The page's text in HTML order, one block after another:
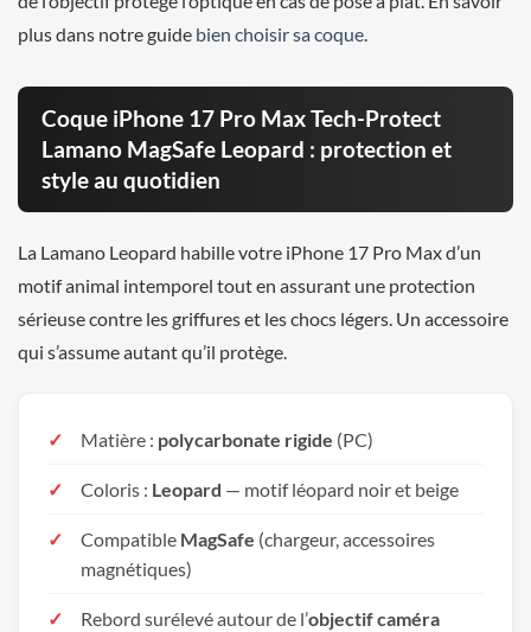
plus dans notre guide bien choisir sa coque
Coque iPhone 17 Pro Max Tech-Protect
Lamano MagSafe Leopard : protection et
style au quotidien
La Lamano Leopard habille votre iPhone 17 Pro Max d’un
motif animal intemporel tout en assurant une protection
sérieuse contre les griffures et les chocs légers. Un accessoire
qui s’assume autant qu’il protège.
Matière : polycarbonate rigide (PC)
Coloris : Leopard — motif léopard noir et beige
Compatible MagSafe (chargeur, accessoires
magnétiques)
Rebord surélevé autour de l’objectif caméra